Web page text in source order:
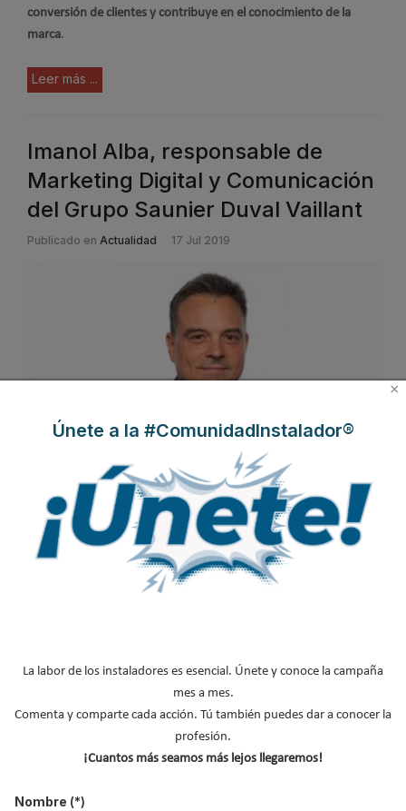
conversión de clientes y contribuye en el conocimiento de la
marca.
Leer más ...
Imanol Alba, responsable de
Marketing Digital y Comunicación
del Grupo Saunier Duval Vaillant
Publicado en Actualidad 17 Jul 2019
"El marketing digital permite una
segmentación muy precisa de la oferta y
del mensaje"
El Grupo Saunier Duval Vaillant ha tenido clara desde siempre su
, responsable de Marketing Digital y Comunicación del
×
Únete a la #ComunidadInstalador®
La labor de los instaladores es esencial. Únete y conoce la campaña
mes a mes.
Comenta y comparte cada acción. Tú también puedes dar a conocer la
profesión.
¡Cuantos más seamos más lejos llegaremos!
Nombre (*)